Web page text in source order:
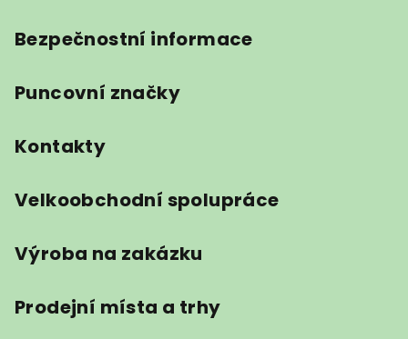
Bezpečnostní informace
Puncovní značky
Kontakty
Velkoobchodní spolupráce
Výroba na zakázku
Prodejní místa a trhy